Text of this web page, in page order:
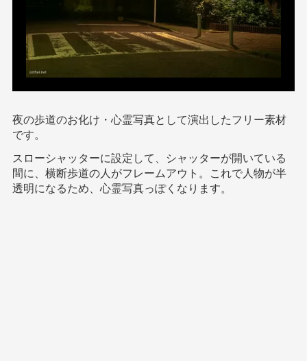
夜の歩道のお化け・心霊写真として演出したフリー素材
です。
スローシャッターに設定して、シャッターが開いている
間に、横断歩道の人がフレームアウト。これで人物が半
透明になるため、心霊写真っぽくなります。